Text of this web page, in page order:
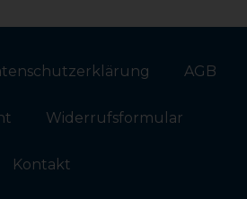
AGB
Widerrufs­formular
Kontakt